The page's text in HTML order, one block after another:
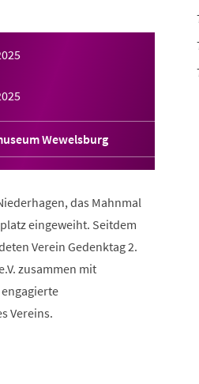
Wewelsburg
das Mahnmal
eingeweiht. Seitdem
Verein Gedenktag 2.
zusammen mit
Vereins.